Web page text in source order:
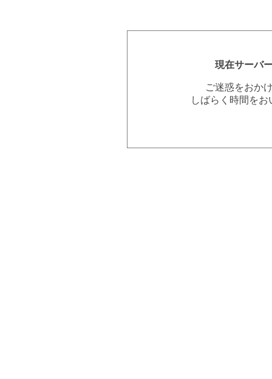
現在サーバ
ご迷惑をおか
しばらく時間を